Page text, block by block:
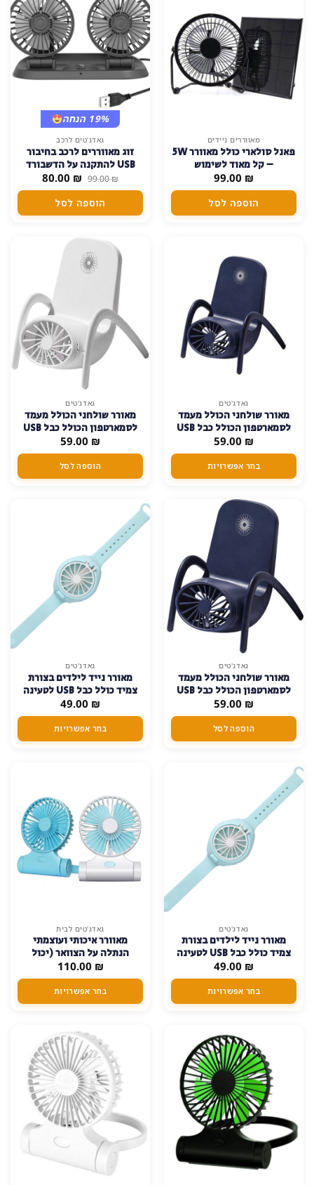
מאווררים ניידים
פאנל סולארי כולל מאוורר 5W
– קל מאוד לשימוש
99.00 ₪
הוספה לסל
19% הנחה
גאדג'טים לרכב
זוג מאווררים לרכב בחיבור
USB להתקנה על הדשבורד
דבק דו צדדי 2 מהירויות
99.00₪ המחיר
המקורי
היה:
99.00 ₪.
80.00 ₪ המחיר
הנוכחי
80.00 ₪. הוספה לסל
גאדג'טים
מאורר שולחני הכולל מעמד
לסמארטפון הכולל כבל USB
להטענה
59.00 ₪
בחר אפשרויות
זה
יש
ניתן
האפשרויות
בעמוד
המוצר
גאדג'טים
מאורר שולחני הכולל מעמד
לסמארטפון הכולל כבל USB
להטענה – לבן
59.00 ₪
הוספה לסל
גאדג'טים
מאורר שולחני הכולל מעמד
לסמארטפון הכולל כבל USB
להטענה – כחול-כהה
59.00 ₪
הוספה לסל
גאדג'טים
מאורר נייד לילדים בצורת
צמיד כולל כבל USB לטעינה
49.00 ₪
בחר אפשרויות
יש
ניתן
בעמוד
המוצר
גאדג'טים
מאורר נייד לילדים בצורת
צמיד כולל כבל USB לטעינה
–
49.00 ₪
בחר אפשרויות
גאדג'טים לבית
מאוורר איכותי ועוצמתי
הנתלה על הצוואר (יכול
לעבוד גם בזמן טעינה)
110.00 ₪
בחר אפשרויות
ניתן
האפשרויות
בעמוד
המוצר